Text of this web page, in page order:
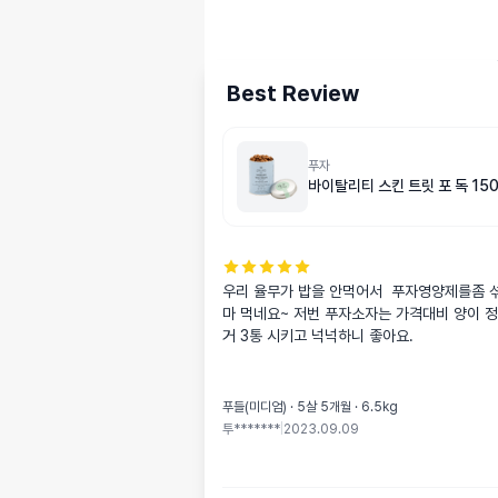
Best Review
푸자
바이탈리티 스킨 트릿 포 독
우리 율무가 밥을 안먹어서  푸자영양제를좀
마 먹네요~ 저번 푸자소자는 가격대비 양이
거 3통 시키고 넉넉하니 좋아요.
푸들(미디엄) · 5살 5개월 · 6.5kg
투******* 2023.09.09